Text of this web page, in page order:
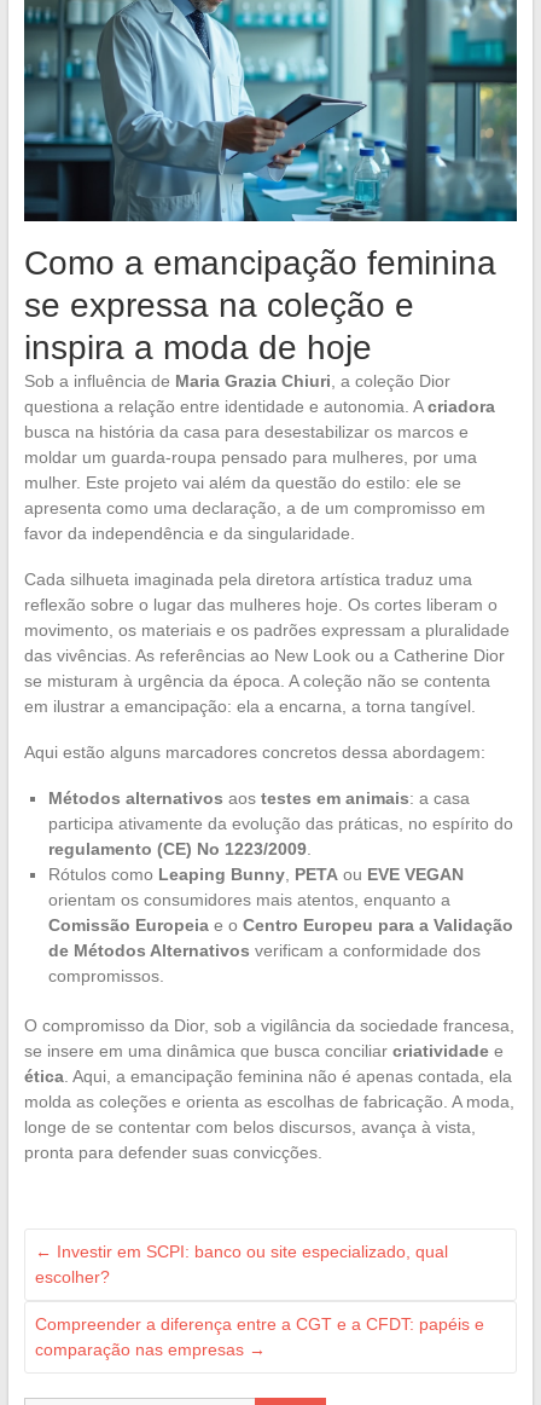
Como a emancipação feminina
se expressa na coleção e
inspira a moda de hoje
Sob a influência de Maria Grazia Chiuri , a coleção Dior
questiona a relação entre identidade e autonomia. Acriadora
busca na história da casa para desestabilizar os marcos e
moldar um guarda-roupa pensado para mulheres, por uma
mulher. Este projeto vai além da questão do estilo: ele se
apresenta como uma declaração, a de um compromisso em
favor da independência e da singularidade.
Cada silhueta imaginada pela diretora artística traduz uma
reflexão sobre o lugar das mulheres hoje. Os cortes liberam o
movimento, os materiais e os padrões expressam a pluralidade
das vivências. As referências ao New Look ou a Catherine Dior
se misturam à urgência da época. A coleção não se contenta
em ilustrar a emancipação: ela a encarna, a torna tangível.
Aqui estão alguns marcadores concretos dessa abordagem:
Métodos alternativos aos testes em animais: a casa
participa ativamente da evolução das práticas, no espírito do
regulamento (CE) No 1223/2009.
Rótulos como Leaping Bunny, PETAou EVE VEGAN
orientam os consumidores mais atentos, enquanto a
Comissão Europeiae o Centro Europeu para a Validação
de Métodos Alternativos verificam a conformidade dos
compromissos.
O compromisso da Dior, sob a vigilância da sociedade francesa,
se insere em uma dinâmica que busca conciliar criatividadee
ética. Aqui, a emancipação feminina não é apenas contada, ela
molda as coleções e orienta as escolhas de fabricação. A moda,
longe de se contentar com belos discursos, avança à vista,
pronta para defender suas convicções.
← Investir em SCPI: banco ou site especializado, qual
escolher?
Compreender a diferença entre a CGT e a CFDT: papéis e
comparação nas empresas →